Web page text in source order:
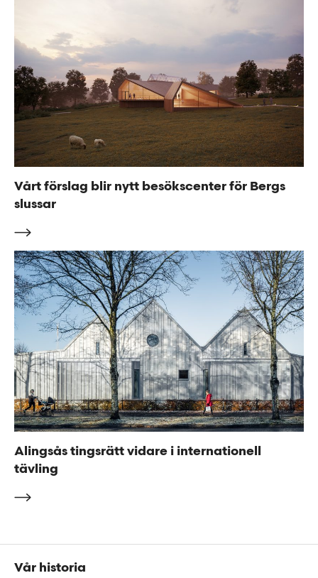
Vårt förslag blir nytt besökscenter för Bergs
slussar
Alingsås tingsrätt vidare i internationell
tävling
Sidfot
Vår historia